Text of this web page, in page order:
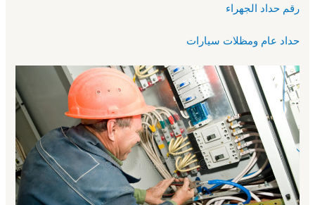
رقم حداد الجهراء
حداد عام ومظلات سيارات